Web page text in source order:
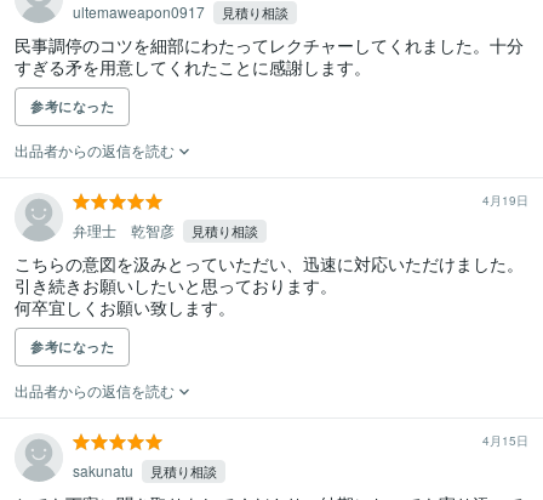
ultemaweapon0917 見積り相談
民事調停のコツを細部にわたってレクチャーしてくれました。十分
すぎる矛を用意してくれたことに感謝します。
参考になった
出品者からの返信を読む
4月19日
弁理士 乾智彦 見積り相談
こちらの意図を汲みとっていただい、迅速に対応いただけました。
引き続きお願いしたいと思っております。
何卒宜しくお願い致します。
参考になった
出品者からの返信を読む
4月15日
sakunatu 見積り相談